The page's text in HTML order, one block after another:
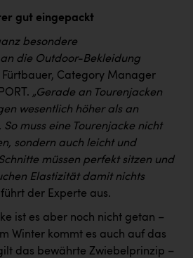
gut eingepackt
besondere
die Outdoor-Bekleidung
Category Manager
„Gerade an Tourenjacken
wesentlich höher als an
So muss eine Tourenjacke nicht
sondern auch leicht und
müssen perfekt sitzen und
Elastizität damit nichts
führt der Experte aus.
ist es aber noch nicht getan –
Winter kommt es auch auf das
das bewährte Zwiebelprinzip –